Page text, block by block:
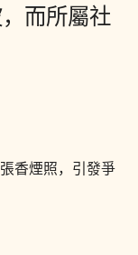
而所屬社
香煙照，引發爭